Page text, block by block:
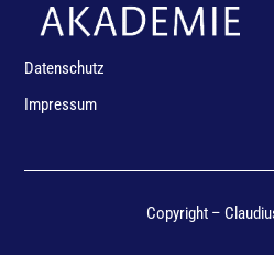
Datenschutz
Impressum
Copyright –